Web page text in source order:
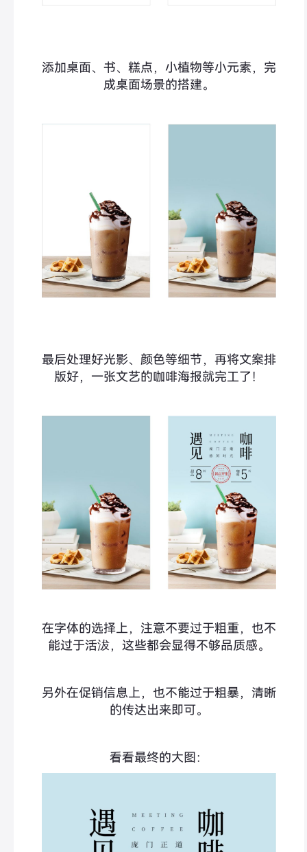
添加桌面、书、糕点，小植物等小元素，完
成桌面场景的搭建。
最后处理好光影、颜色等细节，再将文案排
版好，一张文艺的咖啡海报就完工了！
在字体的选择上，注意不要过于粗重，也不
能过于活沷，这些都会显得不够品质感。
另外在促销信息上，也不能过于粗暴，清晰
的传达出来即可。
看看最终的大图：